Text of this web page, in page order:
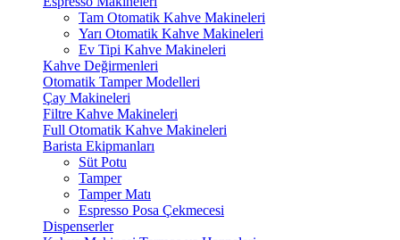
Tam Otomatik Kahve Makineleri
Yarı Otomatik Kahve Makineleri
Ev Tipi Kahve Makineleri
Kahve Değirmenleri
Otomatik Tamper Modelleri
Çay Makineleri
Filtre Kahve Makineleri
Full Otomatik Kahve Makineleri
Barista Ekipmanları
Süt Potu
Tamper
Tamper Matı
Espresso Posa Çekmecesi
Dispenserler